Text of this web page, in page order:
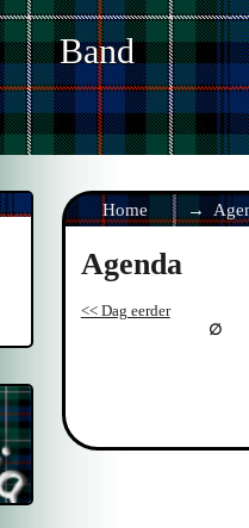
Band
Home
Agenda
<< Dag eerder